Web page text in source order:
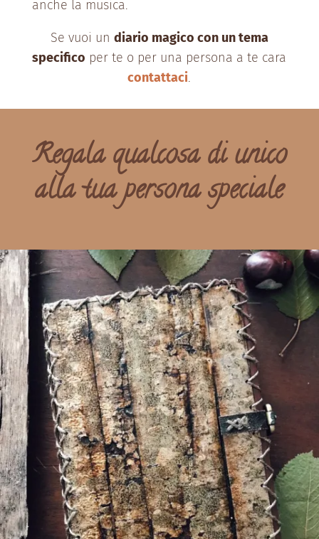
anche la musica.
Se vuoi un diario magico con un tema
specifico per te o per una persona a te cara
contattaci.
Regala qualcosa di unico
alla tua persona speciale